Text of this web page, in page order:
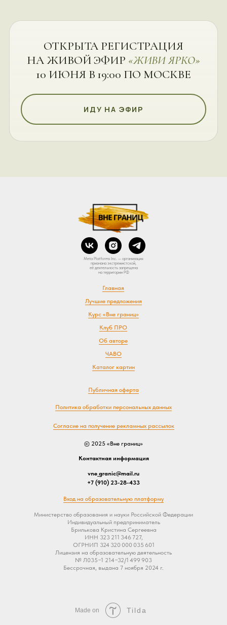
ОТКРЫТА РЕГИСТРАЦИЯ
НА ЖИВОЙ ЭФИР «ЖИВИ ЯРКО»
10 ИЮНЯ В 19:00 ПО МОСКВЕ
ИДУ НА ЭФИР
Главная
Лучшие предложения
Курс «Вне границ»
Клуб ПРО
Об авторе
ЧАВО
Каталог картин
vne_granic@mail.ru
+7 (910) 23-28-433
Контактная информация
© 2025 «Вне границ»
Политика обработки персональных данных
Публичная оферта
Согласие на получение рекламных рассылок
Вход на образовательную платформу
Министерство образования и науки Российской Федерации
Индивидуальный предприниматель
Брилькова Кристина Сергеевна
ИНН 323 211 346 727,
ОГРНИП 324 320 000 035 601
Лицензия на образовательную деятельность
№ Л035−1 214−32/1 499 903
Бессрочная, выдана 7 ноября 2024 г.
Meta Platforms Inc. — организация
признана экстремистской,
её деятельность запрещена
на территории РФ
Made on Tilda